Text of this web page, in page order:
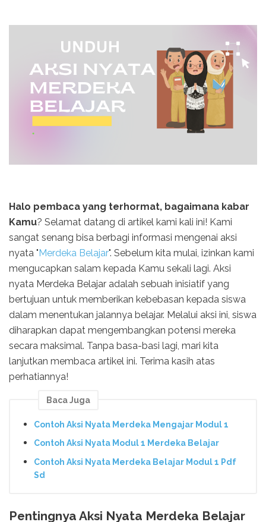
Halo pembaca yang terhormat, bagaimana kabar
Kamu? Selamat datang di artikel kami kali ini! Kami
sangat senang bisa berbagi informasi mengenai aksi
nyata "Merdeka Belajar". Sebelum kita mulai, izinkan kami
mengucapkan salam kepada Kamu sekali lagi. Aksi
nyata Merdeka Belajar adalah sebuah inisiatif yang
bertujuan untuk memberikan kebebasan kepada siswa
dalam menentukan jalannya belajar. Melalui aksi ini, siswa
diharapkan dapat mengembangkan potensi mereka
secara maksimal. Tanpa basa-basi lagi, mari kita
lanjutkan membaca artikel ini. Terima kasih atas
perhatiannya!
Baca Juga
Contoh Aksi Nyata Merdeka Mengajar Modul 1
Contoh Aksi Nyata Modul 1 Merdeka Belajar
Contoh Aksi Nyata Merdeka Belajar Modul 1 Pdf
Sd
Pentingnya Aksi Nyata Merdeka Belajar